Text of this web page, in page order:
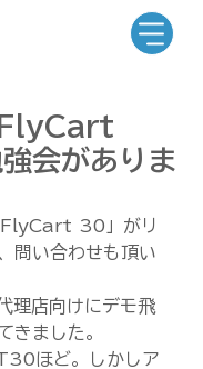
FlyCart
会がありま
FlyCart 30」がリ
問い合わせも頂い
店向けにデモ飛
きました。
ほど。しかしア